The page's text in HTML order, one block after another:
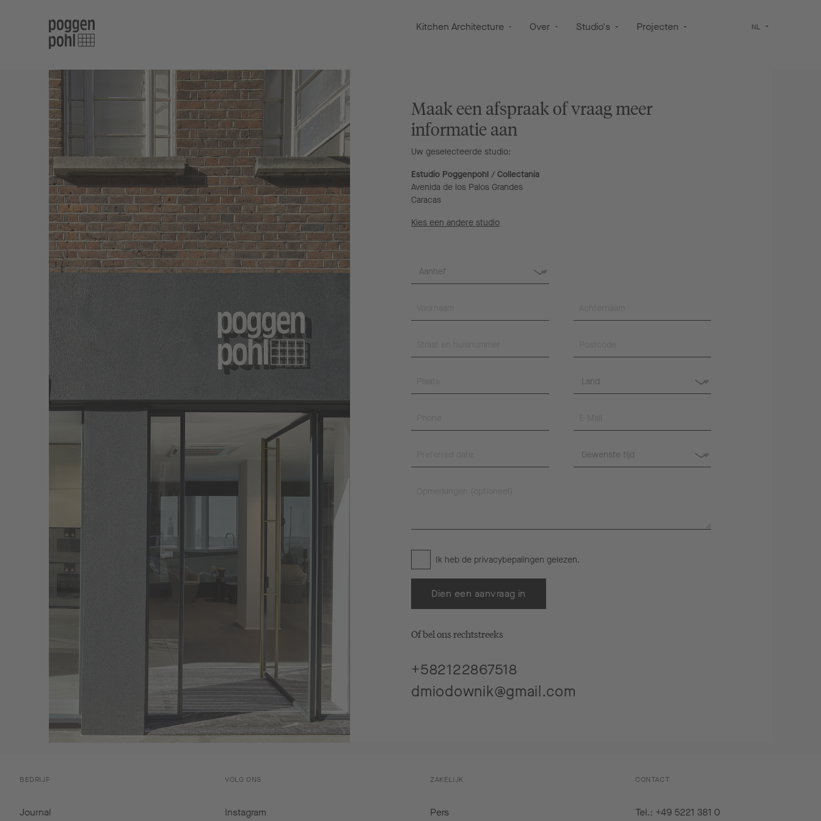
Kitchen Architecture Over Studio's Projecten NL
Maak een afspraak of vraag meer
informatie aan
Uw geselecteerde studio:
Estudio Poggenpohl / Collectania
Avenida de los Palos Grandes
Caracas
Kies een andere studio
Ik heb de privacybepalingen gelezen.
Dien een aanvraag in
Of bel ons rechtstreeks
+582122867518
dmiodownik@gmail.com
BEDRIJF
Journal
VOLG ONS
Instagram
ZAKELIJK
Pers
CONTACT
Tel.: +49 5221 381 0